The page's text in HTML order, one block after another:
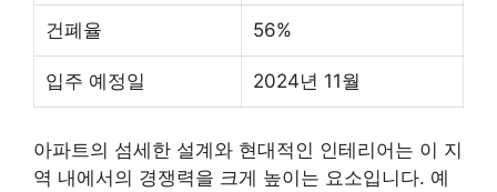
건폐율 56%
입주 예정일 2024년 11월
아파트의 섬세한 설계와 현대적인 인테리어는 이 지
역 내에서의 경쟁력을 크게 높이는 요소입니다. 예